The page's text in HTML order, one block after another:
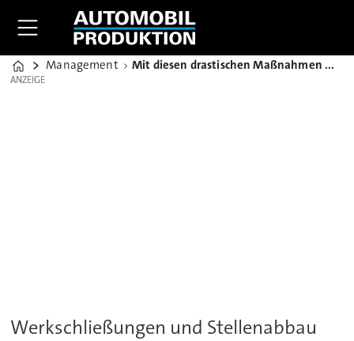
Home
Management Mit diesen drastischen Maßnahmen will Nissan aus der Krise
ANZEIGE
ANZEIGE
Werkschließungen und Stellenabbau